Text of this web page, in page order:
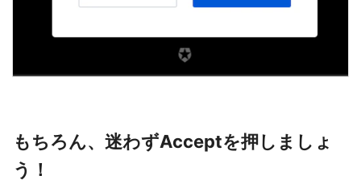
もちろん、迷わずAcceptを押しましょ
う！